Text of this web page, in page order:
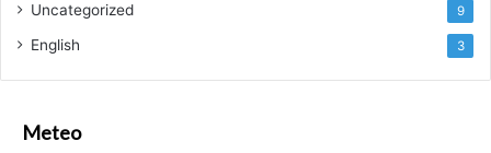
Uncategorized 9
English 3
Meteo